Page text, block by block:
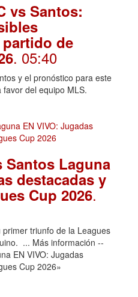
vs Santos:
de
. 05:40
y el pronóstico para este
del equipo MLS.
Santos Laguna
destacadas y
Cup 2026.
triunfo de la Leagues
... Más información --
EN VIVO: Jugadas
Cup 2026»